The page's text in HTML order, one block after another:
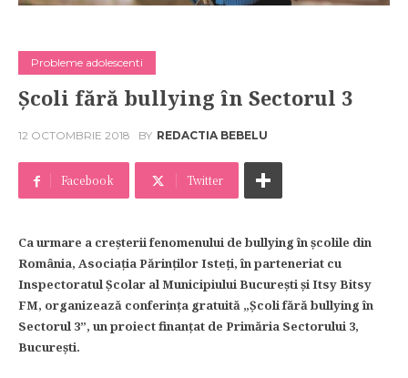
Probleme adolescenti
Şcoli fără bullying în Sectorul 3
12 OCTOMBRIE 2018 BY REDACTIA BEBELU
Facebook Twitter
Ca urmare a creşterii fenomenului de bullying în şcolile din
România, Asociaţia Părinţilor Isteţi, în parteneriat cu
Inspectoratul Şcolar al Municipiului Bucureşti şi Itsy Bitsy
FM, organizează conferinţa gratuită „Şcoli fără bullying în
Sectorul 3”, un proiect finanţat de Primăria Sectorului 3,
Bucureşti.